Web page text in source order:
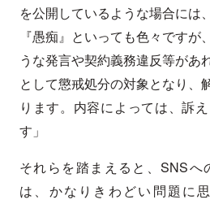
を公開しているような場合には
『愚痴』といっても色々ですが
うな発言や契約義務違反等があ
として懲戒処分の対象となり、
ります。内容によっては、訴
す」
それらを踏まえると、SNSへ
は、かなりきわどい問題に